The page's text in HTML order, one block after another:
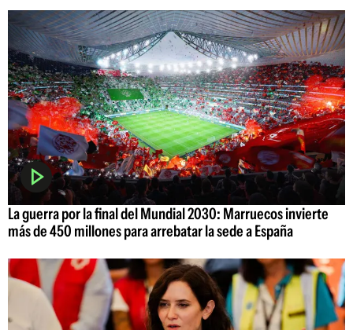
La guerra por la final del Mundial 2030: Marruecos invierte
más de 450 millones para arrebatar la sede a España